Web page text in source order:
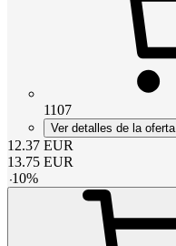
1107
Ver detalles de la oferta
12.37 EUR
13.75 EUR
-10%